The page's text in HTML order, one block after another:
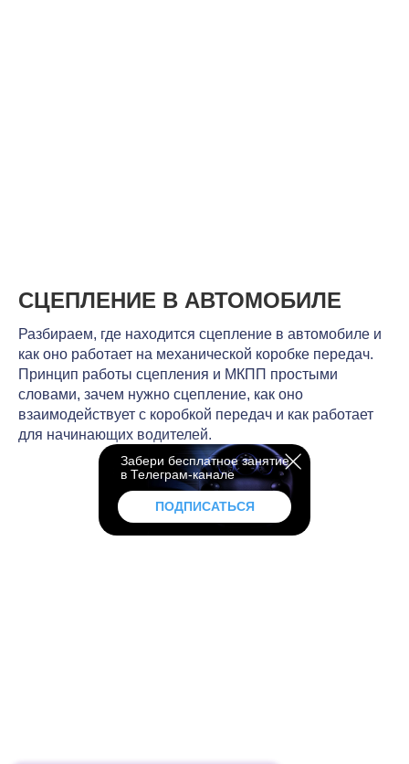
СЦЕПЛЕНИЕ В АВТОМОБИЛЕ
Разбираем, где находится сцепление в автомобиле и
как оно работает на механической коробке передач.
Принцип работы сцепления и МКПП простыми
словами, зачем нужно сцепление, как оно
взаимодействует с коробкой передач и как работает
для начинающих водителей.
Забери бесплатное занятие
в Телеграм-канале
ПОДПИСАТЬСЯ